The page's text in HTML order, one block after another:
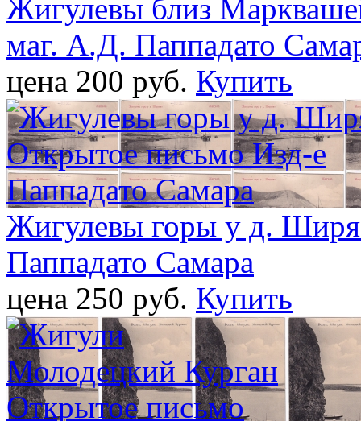
Жигулевы близ
маг. А.Д. Паппадато
цена 200 pуб. Купить
Жигулевы горы у д.
Паппадато Самара
цена 250 pуб. Купить